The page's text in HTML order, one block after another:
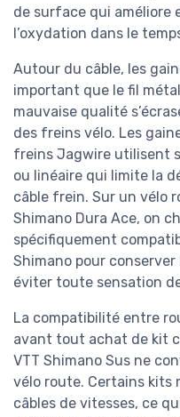
de surface qui améliore
l’oxydation dans le
Autour du câble, les
important que le fil
mauvaise qualité
des freins vélo. Les
freins Jagwire utilisent
ou linéaire qui limite la
câble frein. Sur un vélo
Shimano Dura Ace, on
spécifiquement
Shimano pour
éviter toute sensation
La compatibilité entre
avant tout achat de kit
VTT Shimano Sus ne
vélo route. Certains kits
câbles de vitesses, ce